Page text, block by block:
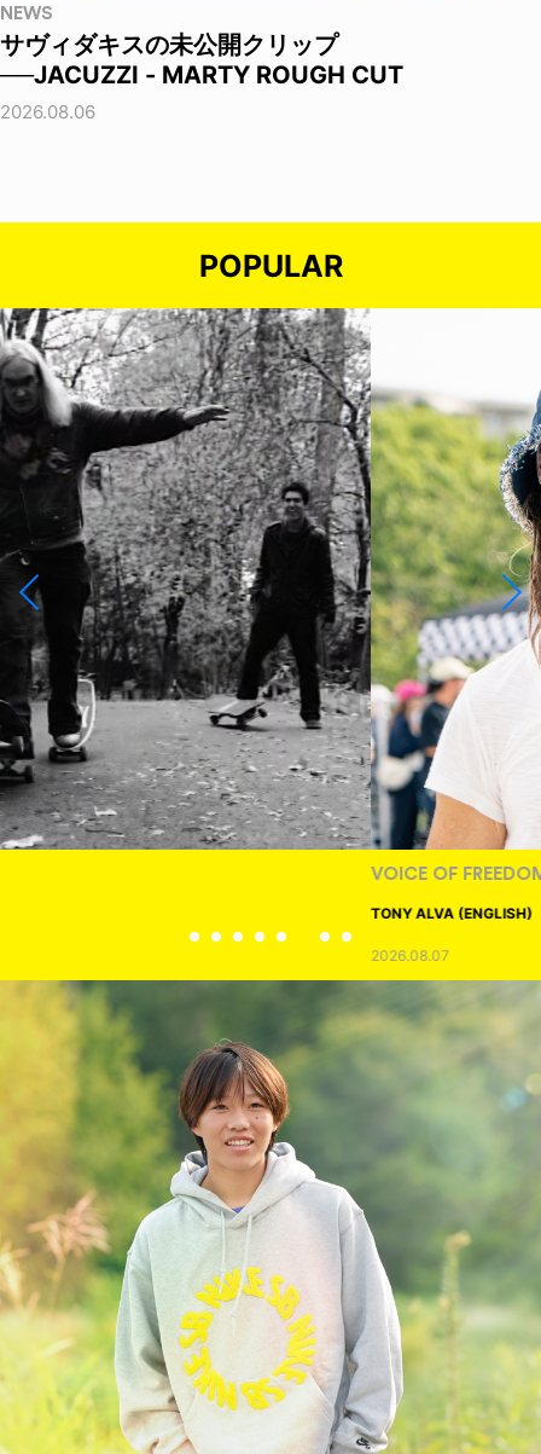
NEWS
サヴィダキスの未公開クリップ
──JACUZZI - MARTY ROUGH CUT
2026.08.06
POPULAR